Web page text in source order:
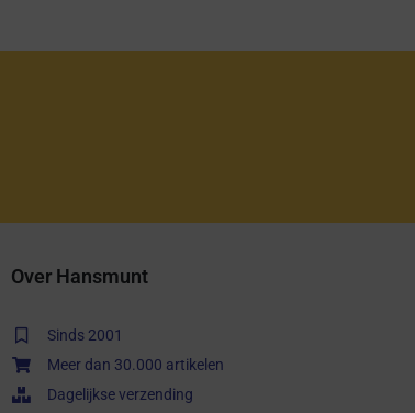
Over Hansmunt
Sinds 2001
Meer dan 30.000 artikelen
Dagelijkse verzending